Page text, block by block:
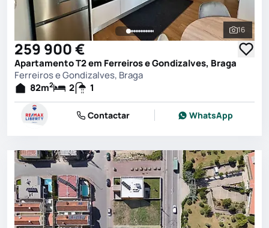
Ver
16
259 900 €
Apartamento T2 em Ferreiros e Gondizalves, Braga
Ferreiros e Gondizalves, Braga
82m2 2 1
Contactar WhatsApp